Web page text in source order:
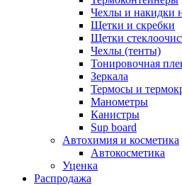
Чехлы и накидки
Щетки и скребки
Щетки
Чехлы (тенты)
Тонировочная
Зеркалa
Термосы и
Манометры
Канистры
Sup board
Автохимия и косметика
Автокосметика
Уценка
Распродажа